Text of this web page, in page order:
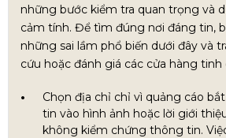
những bước kiểm tra quan trọng và
cảm tính. Để tìm đúng nơi đáng tin,
những sai lầm phổ biến dưới đây và
cứu hoặc đánh giá các cửa hàng tinh
Chọn địa chỉ chỉ vì quảng cáo
tin vào hình ảnh hoặc lời giới
không kiểm chứng thông tin.